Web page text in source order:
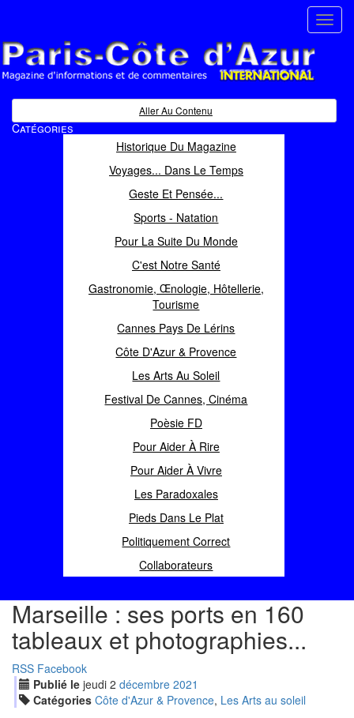
Magazine d'informations et de commentaires
Aller Au Contenu
Catégories
Historique Du Magazine
Voyages... Dans Le Temps
Geste Et Pensée...
Sports - Natation
Pour La Suite Du Monde
C'est Notre Santé
Gastronomie, Œnologie, Hôtellerie,
Tourisme
Cannes Pays De Lérins
Côte D'Azur & Provence
Les Arts Au Soleil
Festival De Cannes, Cinéma
Poèsie FD
Pour Aider À Rire
Pour Aider À Vivre
Les Paradoxales
Pieds Dans Le Plat
Politiquement Correct
Collaborateurs
Marseille : ses ports en 160
tableaux et photographies...
RSS Facebook
Publié le jeudi 2 décembre 2021
Catégories Côte d'Azur & Provence, Les Arts au soleil